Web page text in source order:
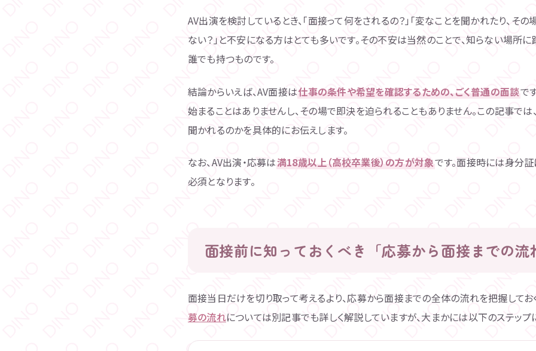
AV出演を検討しているとき、「面接って何をされるの？」「変なことを聞かれたり、そ
ない？」と不安になる方はとても多いです。その不安は当然のことで、知らない場所
誰でも持つものです。
結論からいえば、AV面接は仕事の条件や希望を確認するための、ごく普通の面談で
始まることはありませんし、その場で即決を迫られることもありません。この記事で
聞かれるのかを具体的にお伝えします。
なお、AV出演・応募は満18歳以上（高校卒業後）の方が対象です。面接時には身分
必須となります。
面接前に知っておくべき「応募から面接までの流
面接当日だけを切り取って考えるより、応募から面接までの全体の流れを把握してお
募の流れについては別記事でも詳しく解説していますが、大まかには以下のステップ